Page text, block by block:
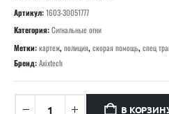
Артикул:1603-30051777
Категория:Сигнальные огни
Метки:картеж,полиция,скорая помощь,спец
Бренд:Axixtech
В